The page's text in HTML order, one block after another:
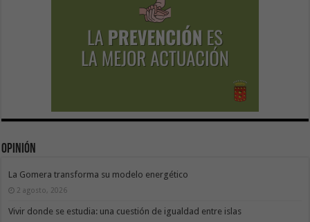
Opinión
La Gomera transforma su modelo energético
2 agosto, 2026
Vivir donde se estudia: una cuestión de igualdad entre islas